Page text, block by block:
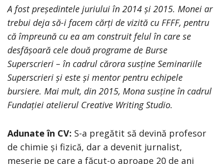
A fost președintele juriului în 2014 și 2015. Monei ar
trebui deja să-i facem cărți de vizită cu FFFF, pentru
că împreună cu ea am construit felul în care se
desfășoară cele două programe de Burse
Superscrieri – în cadrul cărora susține Seminariile
Superscrieri și este și mentor pentru echipele
bursiere. Mai mult, din 2015, Mona susține în cadrul
Fundației atelierul Creative Writing Studio.
Adunate în CV: S-a pregătit să devină profesor
de chimie și fizică, dar a devenit jurnalist,
meserie pe care a făcut-o aproape 20 de ani